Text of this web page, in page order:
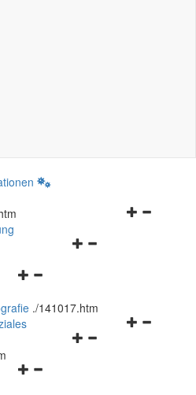
Navigationsmenü
Navigationsmenü
und
schließen
./141017.htm
Navigationsmenü
Navigationsmenü